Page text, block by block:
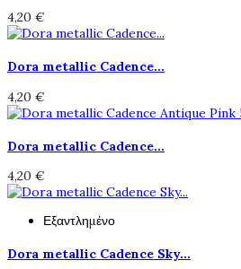
4,20 €
Dora metallic Cadence...
4,20 €
Dora metallic Cadence...
4,20 €
Εξαντλημένο
Dora metallic Cadence Sky...